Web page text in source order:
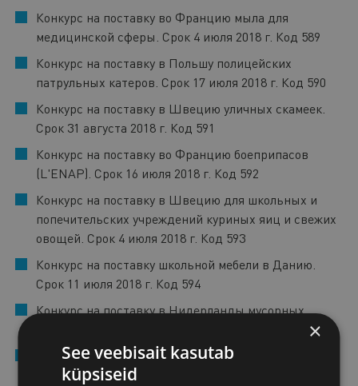
Конкурс на поставку во Францию мыла для
медицинской сферы. Срок 4 июля 2018 г. Код 589
Конкурс на поставку в Польшу полицейских
патрульных катеров. Срок 17 июля 2018 г. Код 590
Конкурс на поставку в Швецию уличных скамеек.
Срок 31 августа 2018 г. Код 591
Конкурс на поставку во Францию боеприпасов
(L'ENAP). Срок 16 июля 2018 г. Код 592
Конкурс на поставку в Швецию для школьных и
попечительских учреждений куриных яиц и свежих
овощей. Срок 4 июля 2018 г. Код 593
Конкурс на поставку школьной мебели в Данию.
Срок 11 июля 2018 г. Код 594
Конкурс на поставку в Нидерланды мусорных
Конкурс на поставку окон в Австрию. Срок 17 июля
2018 г. Код 597
×
See veebisait kasutab
küpsiseid